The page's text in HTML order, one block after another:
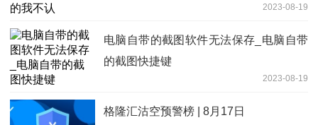
2023-08-19
电脑自带的截图软件无法保存_电脑自带
的截图快捷键
2023-08-19
格隆汇沽空预警榜 | 8月17日